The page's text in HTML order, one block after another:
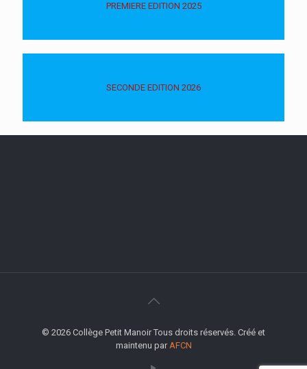
PREMIERE EDITION 2025
SECONDE EDITION 2026
© 2026 Collège Petit Manoir Tous droits réservés. Créé et
maintenu parAFCN